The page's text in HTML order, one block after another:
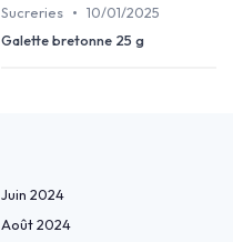
Sucreries • 10/01/2025
Galette bretonne 25 g
Juin 2024
Août 2024